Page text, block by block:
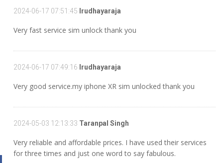
2024-06-17 07:51:45 Irudhayaraja
Very fast service sim unlock thank you
2024-06-17 07:49:16 Irudhayaraja
Very good service.my iphone XR sim unlocked thank you
2024-05-03 12:13:33 Taranpal Singh
Very reliable and affordable prices. I have used their services
for three times and just one word to say fabulous.